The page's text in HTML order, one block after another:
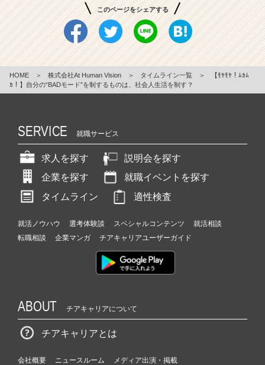
このページをシェアする
HOME ＞ 株式会社At Human Vision ＞ タイムライン一覧 ＞
【ﾓﾔﾓﾔ！ﾑｶﾑ
ｶ！】自分の“BADモード”を制するものは、社会人生活を制す？
SERVICE 就職サービス
求人を探す
説明会を探す
企業を探す
就職イベントを探す
タイムライン
適性検査
就活ノウハウ 選考体験談 スペシャルコンテンツ
就活相談
転職相談
企業マンガ チアキャリアユーザーガイド
ABOUT チアキャリアについて
チアキャリアとは
会社概要 ニュースルーム
メディア出演・掲載